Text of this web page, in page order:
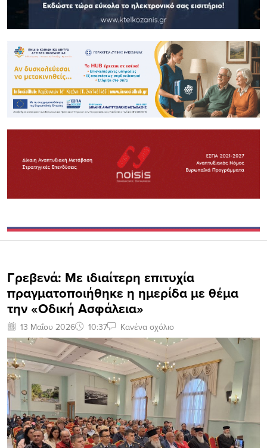
Γρεβενά: Με ιδιαίτερη επιτυχία
πραγματοποιήθηκε η ημερίδα με θέμα
την «Οδική Ασφάλεια»
13 Μαΐου 2026 10:37 Κανένα σχόλιο